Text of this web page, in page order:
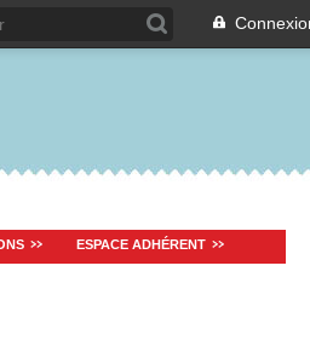
ESPACE ADHÉRENT